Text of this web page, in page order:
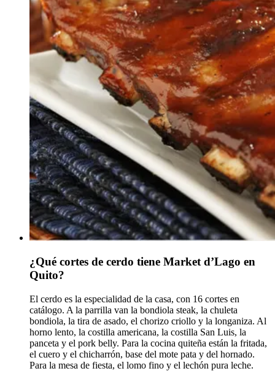
¿Qué cortes de cerdo tiene Market d’Lago en
Quito?
El cerdo es la especialidad de la casa, con 16 cortes en
catálogo. A la parrilla van la bondiola steak, la chuleta
bondiola, la tira de asado, el chorizo criollo y la longaniza. Al
horno lento, la costilla americana, la costilla San Luis, la
panceta y el pork belly. Para la cocina quiteña están la fritada,
el cuero y el chicharrón, base del mote pata y del hornado.
Para la mesa de fiesta, el lomo fino y el lechón pura leche.